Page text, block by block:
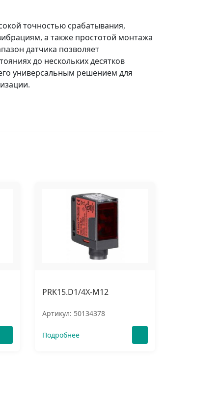
точностью срабатывания,
а также простотой монтажа
датчика позволяет
до нескольких десятков
универсальным решением для
PRK15.D1/4X-M12
Артикул: 50134378
Подробнее